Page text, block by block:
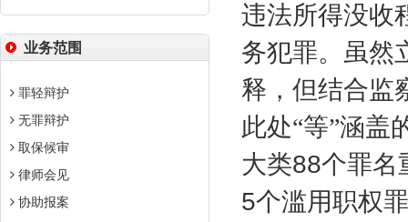
业务范围
罪轻辩护
无罪辩护
取保候审
律师会见
协助报案
违法所得没收
务犯罪。虽然
释，但结合监
此处“等”涵盖
大类88个罪名
5个滥用职权